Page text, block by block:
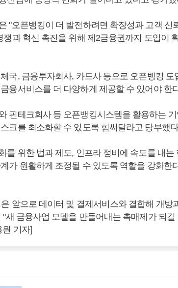
"오픈뱅킹이 더 발전하려면 확장성과 고객 신
쟁과 혁신 촉진을 위해 제2금융권까지 도입이
국, 금융투자회사, 카드사 등으로 오픈뱅킹 도
융서비스를 더 다양하게 제공할 수 있어야 한
핀테크회사 등 오픈뱅킹시스템을 활용하는
크를 최소화할 수 있도록 힘써달라고 당부했
를 위한 법과 제도, 인프라 정비에 속도를 내는
가 원활하게 조정될 수 있도록 역할을 강화한
앞으로 데이터 및 결제서비스와 결합해 개방
새 금융사업 모델을 만들어내는 촉매제가 되길
원 기자]